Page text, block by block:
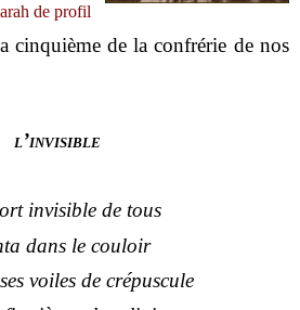
de profil
cinquième de la confrérie de nos
l’invisible
invisible de tous
dans le couloir
voiles de crépuscule